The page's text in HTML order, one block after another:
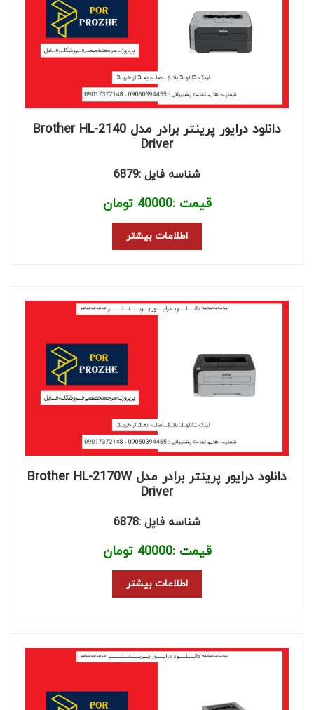
دانلود درایور پرینتر برادر مدل Brother HL-2140
Driver
شناسه فایل :6879
قیمت :40000 تومان
اطلاعات بیشتر
دانلود درایور پرینتر برادر مدل Brother HL-2170W
Driver
شناسه فایل :6878
قیمت :40000 تومان
اطلاعات بیشتر